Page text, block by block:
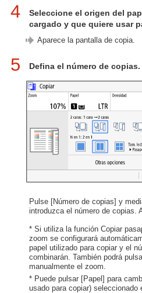
4
Seleccione el origen del
cargado y que quiere usar
Aparece la pantalla de copia.
5 Defina el número de copias.
Pulse [Número de copias] y
introduzca el número de copias.
* Si utiliza la función Copiar
zoom se configurará
papel utilizado para copiar y el
combinarán. También podrá
manualmente el zoom.
* Puede pulsar [Papel] para
usado para copiar) seleccionado